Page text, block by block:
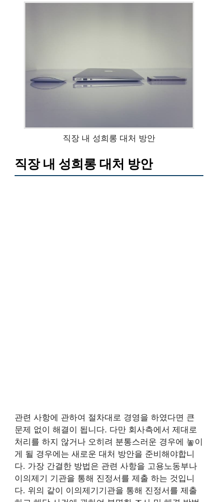
직장 내 성희롱 대처 방안
직장 내 성희롱 대처 방안
관련 사항에 관하여 절차대로 경영을 하였다면 큰
문제 없이 해결이 됩니다. 다만 회사측에서 제대로
처리를 하지 않거나 오히려 분통스러운 경우에 놓이
게 될 경우에는 새로운 대처 방안을 준비해야합니
다. 가장 간결한 방법은 관련 사항을 고용노동부나
이의제기 기관을 통해 진정서를 제출 하는 것입니
다. 위의 같이 이의제기기관을 통해 진정서를 제출